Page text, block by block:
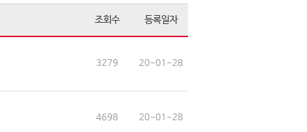
조회수 등록일자
3279 20-01-28
4698 20-01-28